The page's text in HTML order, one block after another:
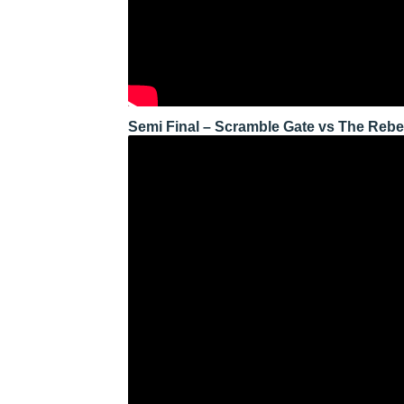
Semi Final – Scramble Gate vs The